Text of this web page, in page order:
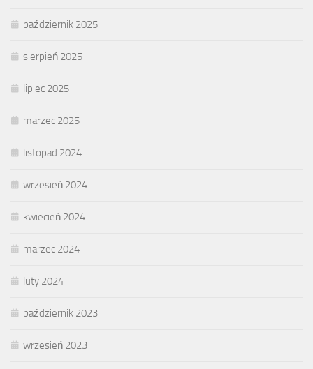
październik 2025
sierpień 2025
lipiec 2025
marzec 2025
listopad 2024
wrzesień 2024
kwiecień 2024
marzec 2024
luty 2024
październik 2023
wrzesień 2023